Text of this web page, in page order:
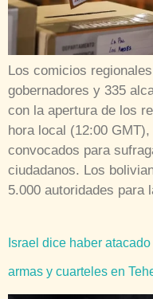
Los comicios
gobernadores y 335
con la apertura de los
hora local (12:00
convocados para
ciudadanos. Los
5.000 autoridades para
Israel dice haber
armas y cuarteles en